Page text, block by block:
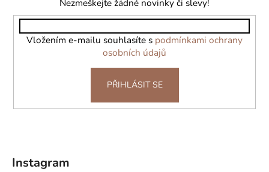
Vložením e-mailu souhlasíte s podmínkami ochrany
osobních údajů
PŘIHLÁSIT SE
Instagram